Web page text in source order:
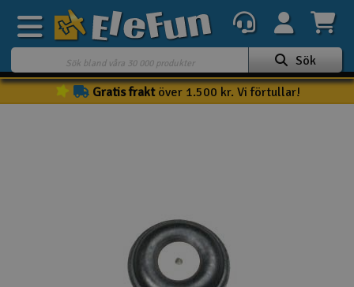
Veckans erbjudande
Batteri & laddare
Sök
Gratis fraktöver 1.500 kr. Vi förtullar!